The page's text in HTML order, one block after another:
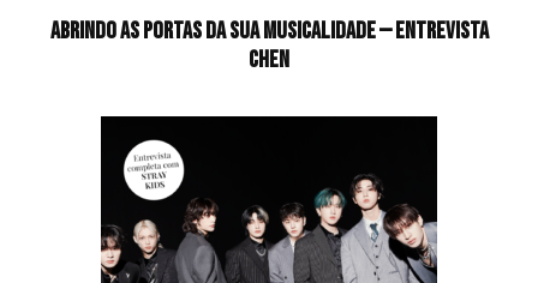
Abrindo as portas da sua musicalidade — Entrevista
CHEN